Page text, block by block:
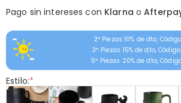
Pago sin intereses con Klarna o
2ª Piezas 10% de dto,
3ª Piezas 15% de dto,
5ª Piezas 20% de dto,
Estilo:*